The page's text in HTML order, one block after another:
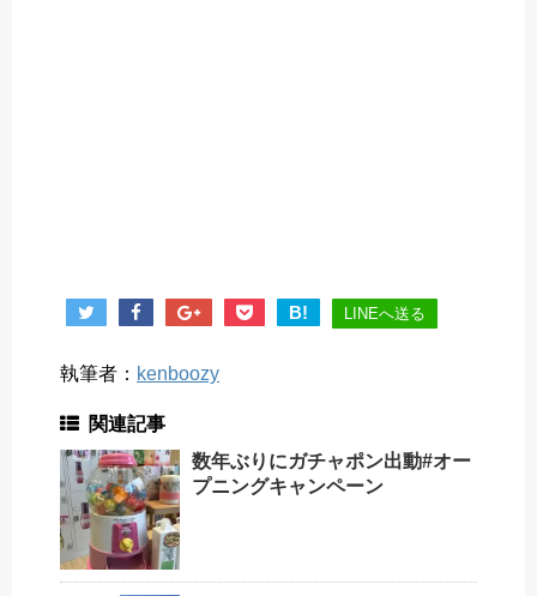
B! LINEへ送る
執筆者： kenboozy
関連記事
数年ぶりにガチャポン出動#オー
プニングキャンペーン